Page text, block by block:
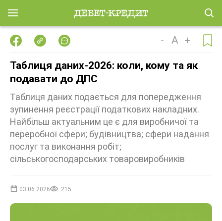
- A +
Таблиця даних-2026: коли, кому та як
подавати до ДПС
Таблиця даних подається для попередження
зупинення реєстрації податкових накладних.
Найбільш актуальним це є для виробничої та
переробної сфери; будівництва; сфери надання
послуг та виконання робіт;
сільськогосподарських товаровиробників
03.06.2026 215